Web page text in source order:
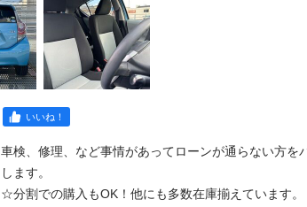
いいね！
検、修理、など事情があってローンが通らない方を
ます。
分割での購入もOK！他にも多数在庫揃えています。